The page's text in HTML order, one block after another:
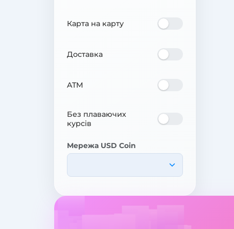
Карта на карту
Доставка
ATM
Без плаваючих
курсів
Мережа USD Coin